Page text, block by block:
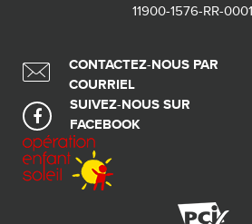
11900-1576-RR-0001
CONTACTEZ-NOUS PAR
COURRIEL
SUIVEZ-NOUS SUR
FACEBOOK